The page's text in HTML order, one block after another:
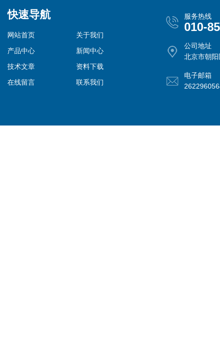
快速导航
网站首页
关于我们
产品中心
新闻中心
技术文章
资料下载
在线留言
联系我们
服务热线
010-
公司地址
北京市朝
电子邮箱